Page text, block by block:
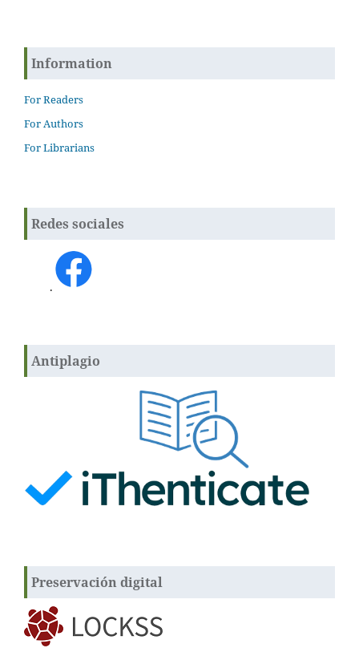
Information
For Readers
For Authors
For Librarians
Redes sociales
.
Antiplagio
Preservación digital